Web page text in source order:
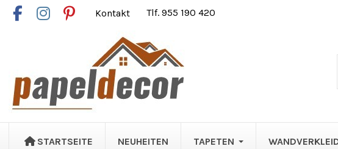
Kontakt Tlf. 955 190 420
STARTSEITE NEUHEITEN TAPETEN